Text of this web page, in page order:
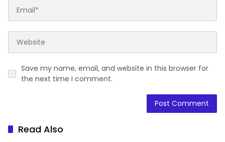
Save my name, email, and website in this browser for
the next time I comment.
Read Also